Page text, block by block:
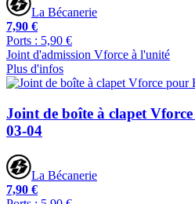
La Bécanerie
7,90 €
Ports : 5,90 €
Joint d'admission Vforce à l'unité
Plus d'infos
Joint de boîte à clapet
03-04
La Bécanerie
7,90 €